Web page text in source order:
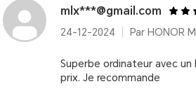
mlx***@gmail.com
24-12-2024
Superbe ordinateur avec
prix. Je recommande